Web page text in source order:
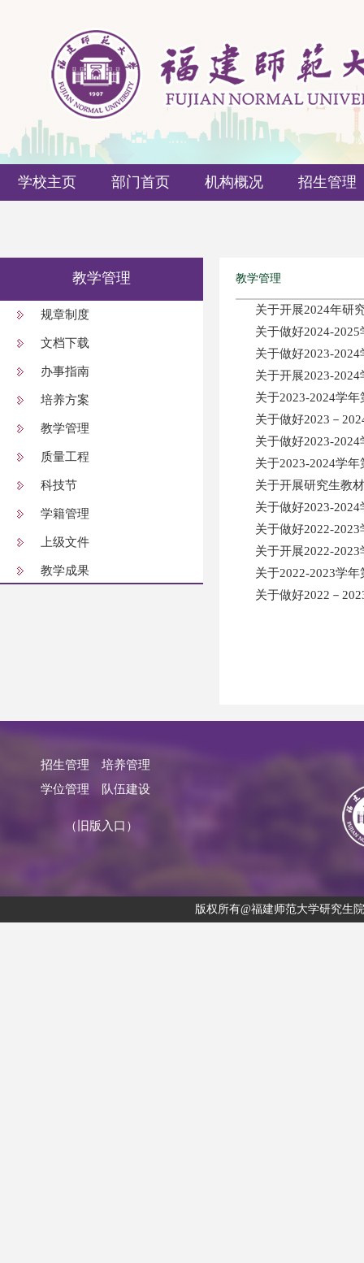
学校主页 部门首页 机构概况 招生管理
教学管理
规章制度
文档下载
办事指南
培养方案
教学管理
质量工程
科技节
学籍管理
上级文件
教学成果
教学管理
关于开展2024年研
关于做好2024-
关于做好2023-
关于开展2023-
关于2023-2024学
关于做好2023－
关于做好2023-
关于2023-2024学
关于开展研究生教
关于做好2023-
关于做好2022-
关于开展2022-
关于2022-2023学
关于做好2022－
招生管理
培养管理
学位管理
队伍建设
（旧版入口）
版权所有@福建师范大学研究